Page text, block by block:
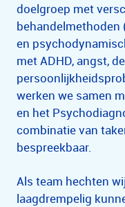
doelgroep met
behandelmethoden
en
met ADHD, angst,
werken we samen
en het
combinatie van
bespreekbaar.
Als team hechten
laagdrempelig